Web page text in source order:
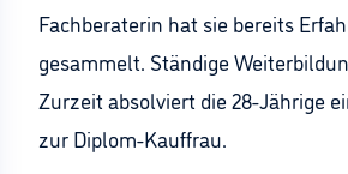
Fachberaterin hat sie bereits
gesammelt. Ständige
Zurzeit absolviert die 28-Jährige
zur Diplom-Kauffrau.